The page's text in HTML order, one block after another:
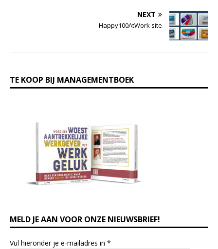
NEXT
Happy100AtWork site
TE KOOP BIJ MANAGEMENTBOEK
MELD JE AAN VOOR ONZE NIEUWSBRIEF!
Vul hieronder je e-mailadres in *